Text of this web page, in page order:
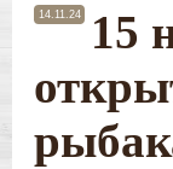
14.11.24
15